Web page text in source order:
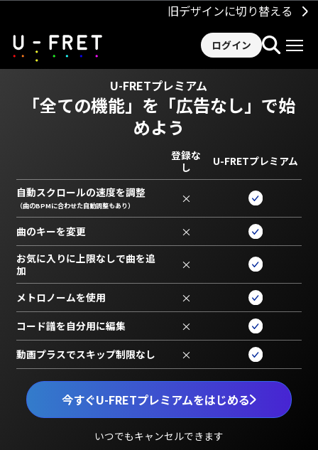
旧デザインに切り替える
ログイン
U-FRETプレミアム
「全ての機能」を 「広告なし」で始
めよう
今すぐU-FRETプレミアムをはじめる
いつでもキャンセルできます
登録な
し
U-FRETプレミアム
自動スクロールの速度を調整
（曲のBPMに合わせた自動調整もあり） ×
曲のキーを変更 ×
お気に入りに上限なしで曲を追
加
×
メトロノームを使用 ×
コード譜を自分用に編集 ×
動画プラスでスキップ制限なし ×